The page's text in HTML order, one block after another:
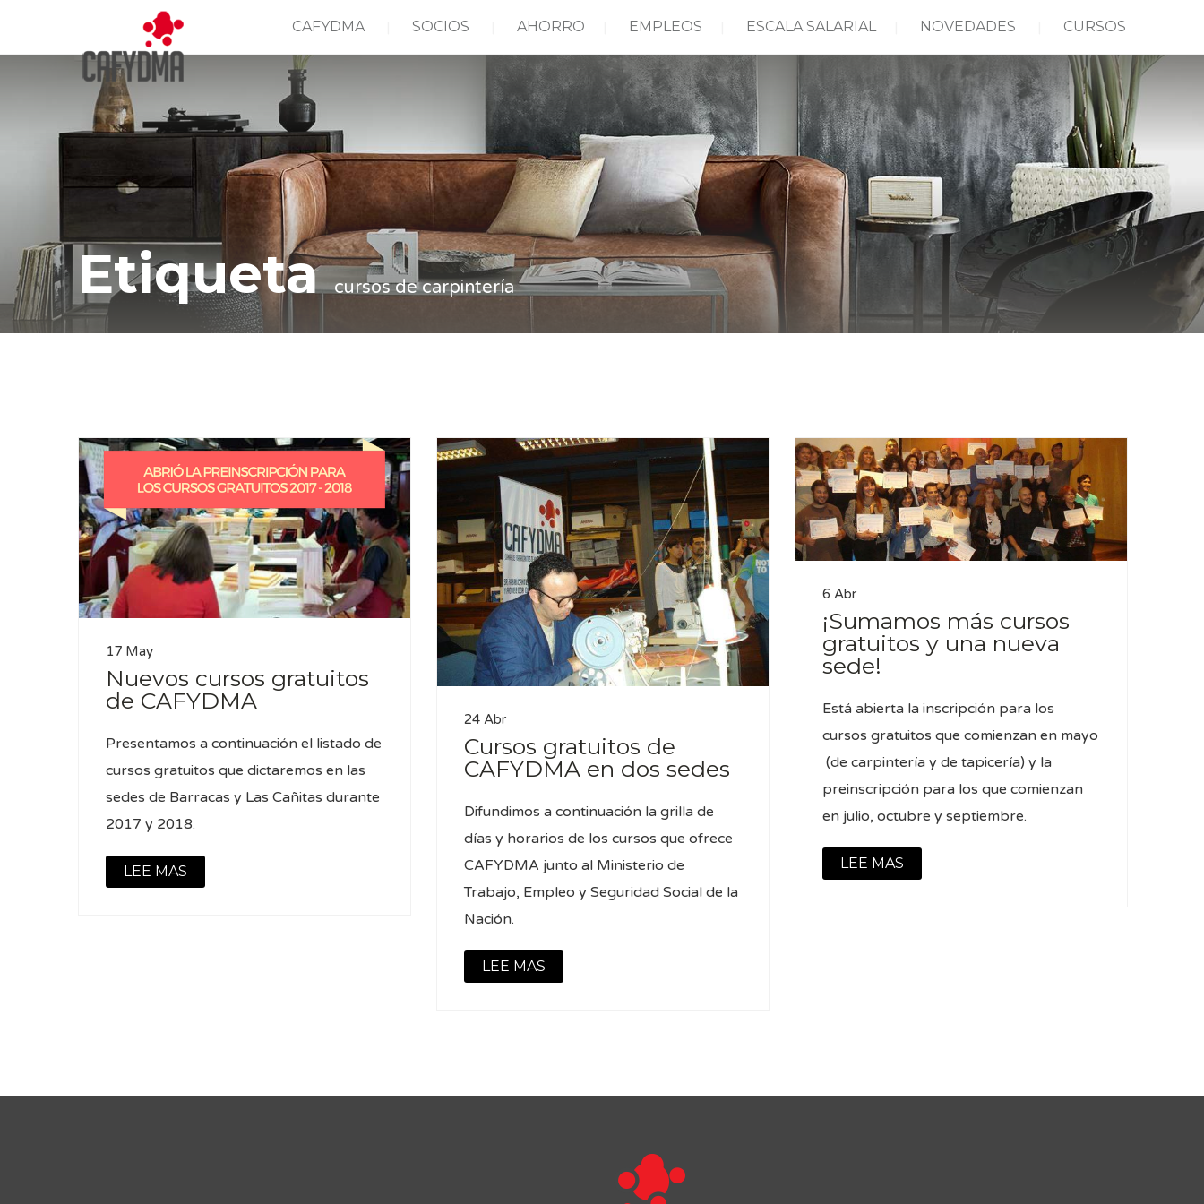
CAFYDMA SOCIOS AHORRO EMPLEOS ESCALA SALARIAL NOVEDADES CURSOS
Etiquetacursos de carpintería
17 May
Nuevos cursos gratuitos
de CAFYDMA
Presentamos a continuación el listado de
cursos gratuitos que dictaremos en las
sedes de Barracas y Las Cañitas durante
2017 y 2018.
LEE MAS
24 Abr
Cursos gratuitos de
CAFYDMA en dos sedes
Difundimos a continuación la grilla de
días y horarios de los cursos que ofrece
CAFYDMA junto al Ministerio de
Trabajo, Empleo y Seguridad Social de la
Nación.
LEE MAS
6 Abr
¡Sumamos más cursos
gratuitos y una nueva
sede!
Está abierta la inscripción para los
cursos gratuitos que comienzan en mayo
(de carpintería y de tapicería) y la
preinscripción para los que comienzan
en julio, octubre y septiembre.
LEE MAS